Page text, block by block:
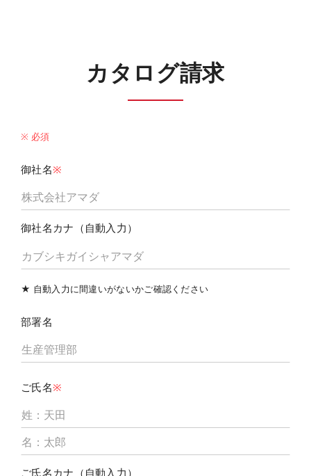
カタログ請求
※ 必須
御社名※
御社名カナ（自動入力）
★ 自動入力に間違いがないかご確認ください
部署名
ご氏名※
ご氏名カナ（自動入力）